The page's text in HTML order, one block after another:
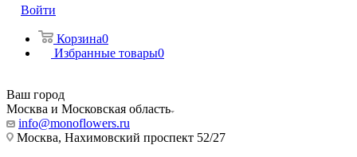
Войти
Корзина0
Избранные товары0
Ваш город
Москва и Московская область
info@monoflowers.ru
Москва, Нахимовский проспект 52/27